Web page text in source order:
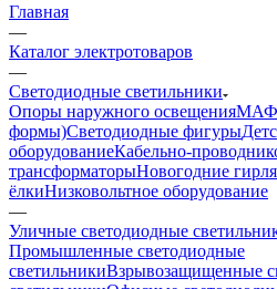
Главная
—
Каталог электротоваров
—
Светодиодные светильники
Опоры наружного освещенияМАФ
формы)Светодиодные фигуры
оборудованиеКабельно-
трансформаторыНовогодние
ёлкиНизковольтное оборудование
—
Уличные светодиодные
Промышленные светодиодные
светильникиВзрывозащищенные